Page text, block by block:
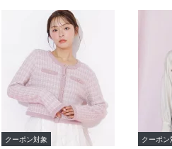
クーポン対象 クーポン